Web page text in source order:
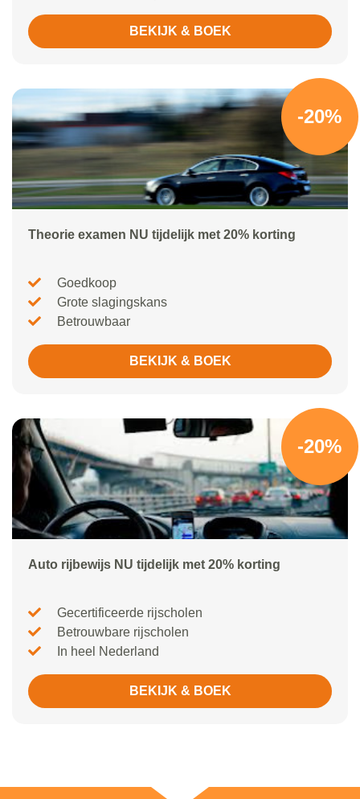
BEKIJK & BOEK
-20%
Theorie examen NU tijdelijk met 20% korting
Goedkoop
Grote slagingskans
Betrouwbaar
BEKIJK & BOEK
-20%
Auto rijbewijs NU tijdelijk met 20% korting
Gecertificeerde rijscholen
Betrouwbare rijscholen
In heel Nederland
BEKIJK & BOEK